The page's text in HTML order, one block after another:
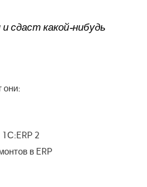
сдаст какой-нибудь
они:
2
в ERP